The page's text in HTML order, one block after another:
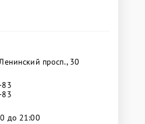
просп., 30
83
83
до 21:00